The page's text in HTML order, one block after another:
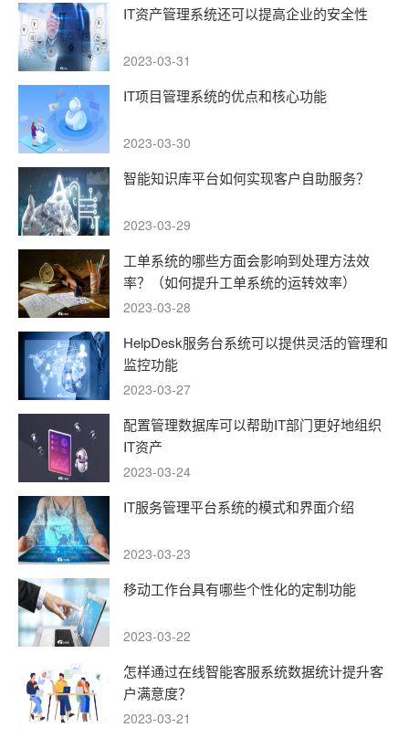
IT资产管理系统还可以提高企业的安全性
2023-03-31
IT项目管理系统的优点和核心功能
2023-03-30
智能知识库平台如何实现客户自助服务？
2023-03-29
工单系统的哪些方面会影响到处理方法效
率？（如何提升工单系统的运转效率）
2023-03-28
HelpDesk服务台系统可以提供灵活的管理和
监控功能
2023-03-27
配置管理数据库可以帮助IT部门更好地组织
IT资产
2023-03-24
IT服务管理平台系统的模式和界面介绍
2023-03-23
移动工作台具有哪些个性化的定制功能
2023-03-22
怎样通过在线智能客服系统数据统计提升客
户满意度？
2023-03-21